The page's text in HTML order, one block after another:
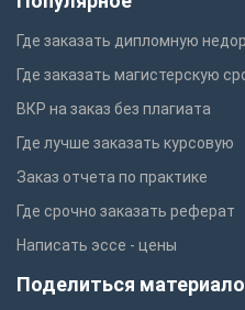
Где заказать дипломную
Где заказать магистерскую
ВКР на заказ без плагиата
Где лучше заказать курсовую
Заказ отчета по практике
Где срочно заказать реферат
Написать эссе - цены
Поделиться